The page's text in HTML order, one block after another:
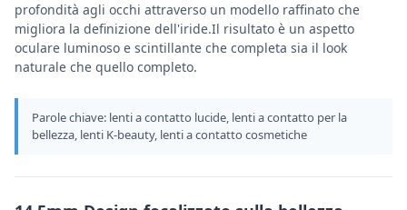
profondità agli occhi attraverso un modello raffinato che
migliora la definizione dell'iride.Il risultato è un aspetto
oculare luminoso e scintillante che completa sia il look
naturale che quello completo.
Parole chiave: lenti a contatto lucide, lenti a contatto per la
bellezza, lenti K-beauty, lenti a contatto cosmetiche